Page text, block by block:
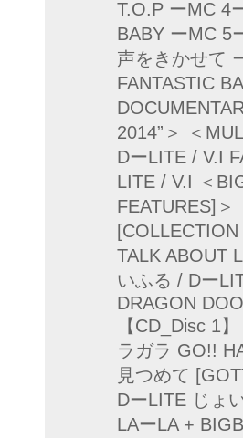
T.O.P ーMC 4
BABY ーMC 5
声をきかせて
FANTASTIC
2014”＞ ＜
DーLITE / V.I
LITE / V.I ＜
FEATURES]
TALK ABOUT
いふる / Dー
DRAGON
【CD_Disc 1
ラガラ GO!!
見つめて
DーLITE じょ
LAーLA +